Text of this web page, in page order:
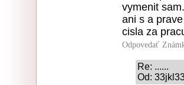
vymenit
ani s a
cisla za
Odpovedať
Re: ......
Od: